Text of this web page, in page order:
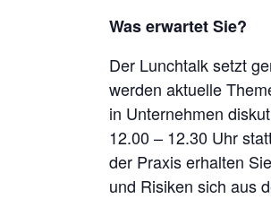
WaserwartetSie?
Der Lunchtalk setzt
werden aktuelle
in Unternehmen
12.00 – 12.30 Uhr
der Praxis erhalten
und Risiken sich aus